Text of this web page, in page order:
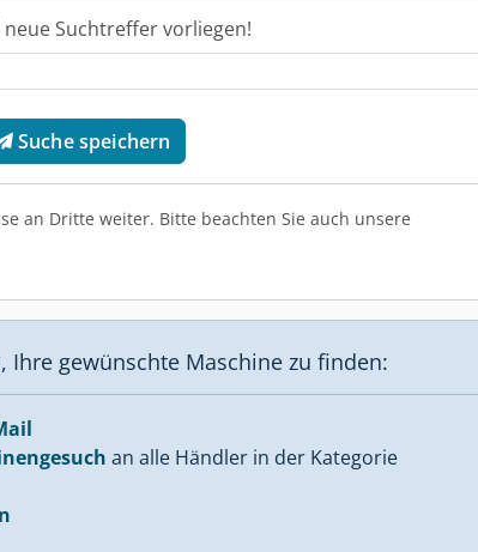
Suchtreffer vorliegen!
Suche speichern
an Dritte weiter. Bitte beachten Sie auch unsere
gewünschte Maschine zu finden:
an alle Händler in der Kategorie